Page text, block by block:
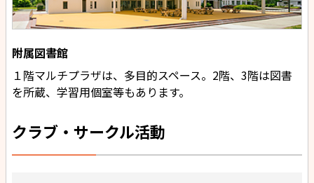
附属図書館
１階マルチプラザは、多目的スペース。2階、3階は図書
を所蔵、学習用個室等もあります。
クラブ・サークル活動